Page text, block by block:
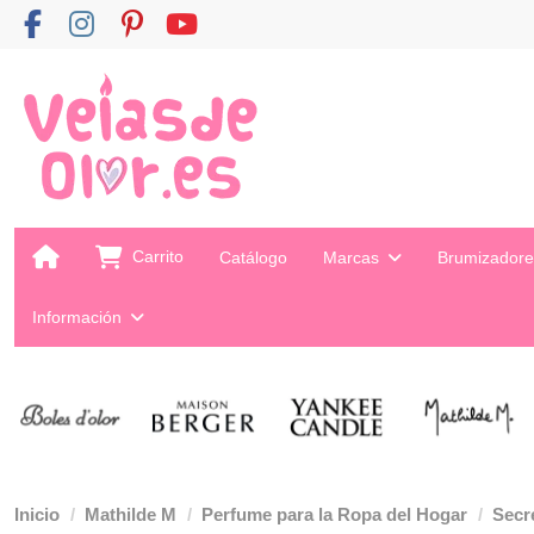
Carrito Catálogo Marcas
Información
Inicio Mathilde M Perfume para la Ropa del Hogar